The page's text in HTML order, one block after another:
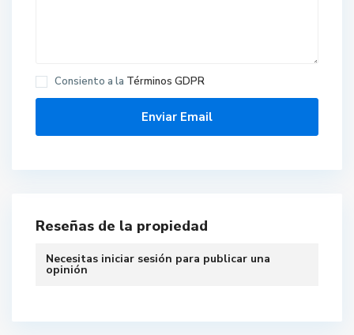
Consiento a la Términos GDPR
Reseñas de la propiedad
Necesitas iniciar sesión para publicar una
opinión
V
e